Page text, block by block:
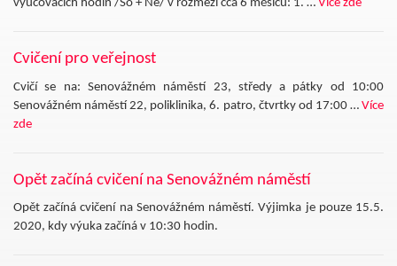
vyučovacích hodin /So + Ne/ v rozmezí cca 6 měsíců: 1. … Více zde
Cvičení pro veřejnost
Cvičí se na: Senovážném náměstí 23, středy a pátky od 10:00
Senovážném náměstí 22, poliklinika, 6. patro, čtvrtky od 17:00 … Více
zde
Opět začíná cvičení na Senovážném náměstí
Opět začíná cvičení na Senovážném náměstí. Výjimka je pouze 15.5.
2020, kdy výuka začíná v 10:30 hodin.